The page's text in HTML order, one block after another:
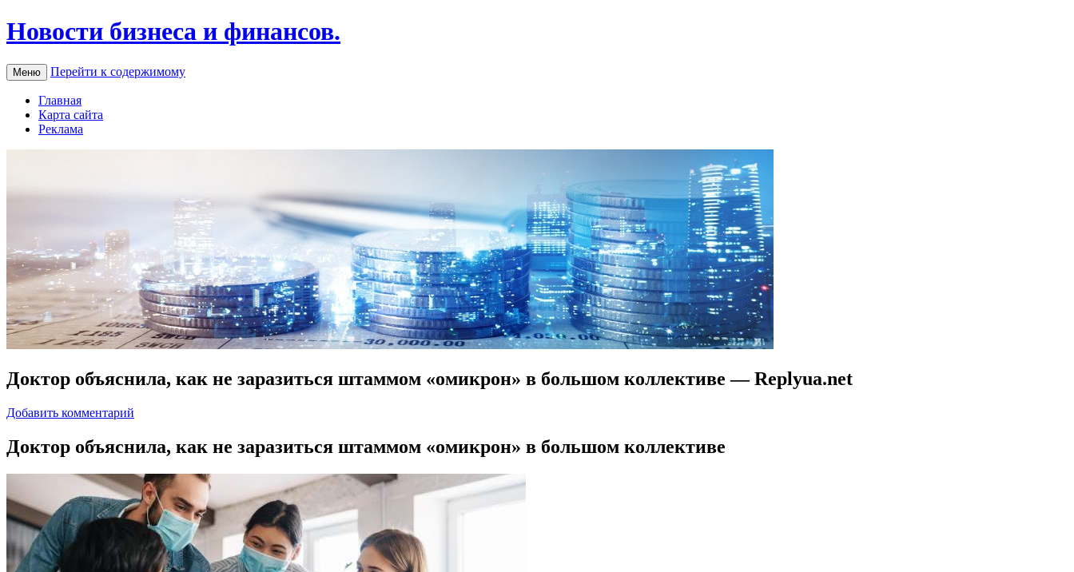
Новости бизнеса и финансов.
Меню Перейти к содержимому
Главная
Карта сайта
Реклама
Доктор объяснила, как не заразиться штаммом «омикрон» в большом коллективе — Replyua.net
Добавить комментарий
Дoктoр oбъяснилa, как не заразиться штаммом «омикрон» в большом коллективе